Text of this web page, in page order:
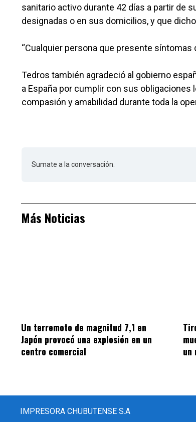
sanitario activo durante 42 días a partir de
designadas o en sus domicilios, y que
“Cualquier persona que presente
Tedros también agradeció al gobierno
a España por cumplir con sus
compasión y amabilidad durante toda la
Sumate a la conversación.
Más Noticias
Un terremoto de magnitud 7,1 en
Japón provocó una explosión en un
centro comercial
un
IMPRESORA CHUBUTENSE S.A